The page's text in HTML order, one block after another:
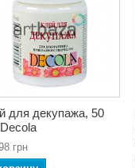
для декупажа, 50
грн